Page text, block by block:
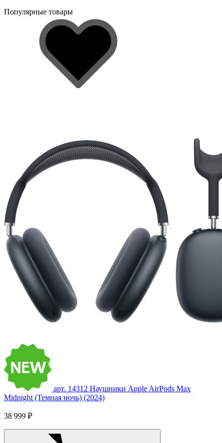
Популярные товары
арт. 14312 Наушники Apple AirPods Max
Midnight (Темная ночь) (2024)
38 999 ₽